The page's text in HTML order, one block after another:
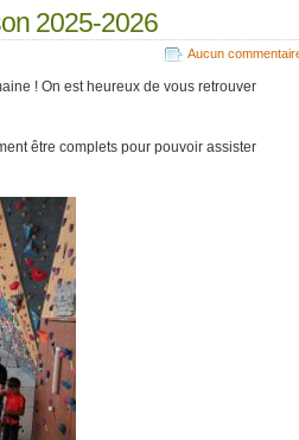
2025-2026
Aucun
! On est heureux de vous retrouver
être complets pour pouvoir assister